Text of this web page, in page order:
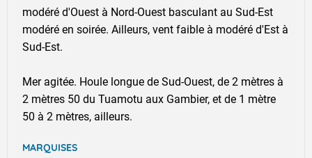
modéré d'Ouest à Nord-Ouest basculant au Sud-Est
modéré en soirée. Ailleurs, vent faible à modéré d'Est à
Sud-Est.
Mer agitée. Houle longue de Sud-Ouest, de 2 mètres à
2 mètres 50 du Tuamotu aux Gambier, et de 1 mètre
50 à 2 mètres, ailleurs.
MARQUISES